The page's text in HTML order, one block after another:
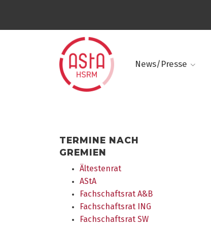
News/Presse
TERMINE NACH
GREMIEN
Ältestenrat
AStA
Fachschaftsrat A&B
Fachschaftsrat ING
Fachschaftsrat SW